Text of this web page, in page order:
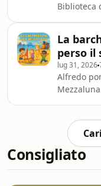
Biblioteca
fanno
La
perso il
lug 31, 2026
Alfredo
e, con il
Porticciolo
Consigliato